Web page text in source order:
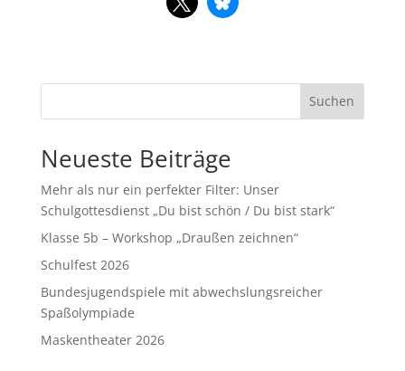
Suchen
Neueste Beiträge
Mehr als nur ein perfekter Filter: Unser
Schulgottesdienst „Du bist schön / Du bist stark“
Klasse 5b – Workshop „Draußen zeichnen“
Schulfest 2026
Bundesjugendspiele mit abwechslungsreicher
Spaßolympiade
Maskentheater 2026